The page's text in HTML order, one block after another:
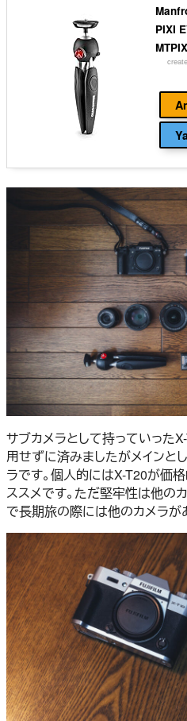
PIXI
サブカメラとして持っていった
用せずに済みましたがメインと
ラです。個人的にはX-T20が価
ススメです。ただ堅牢性は他の
で長期旅の際には他のカメラが